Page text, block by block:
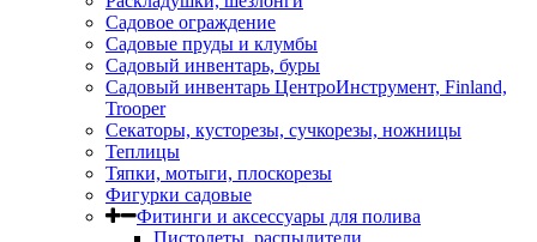
Садовое ограждение
Садовые пруды и клумбы
Садовый инвентарь, буры
Садовый инвентарь ЦентроИнструмент, Finland,
Trooper
Секаторы, кусторезы, сучкорезы, ножницы
Теплицы
Тяпки, мотыги, плоскорезы
Фигурки садовые
Фитинги и аксессуары для полива
Пистолеты, распылители